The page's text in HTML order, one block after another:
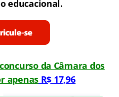
educacional.
da Câmara dos
apenas R$ 17,96